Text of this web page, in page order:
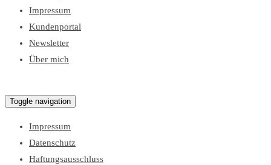
Impressum
Kundenportal
Newsletter
Über mich
Toggle navigation
Impressum
Datenschutz
Haftungsausschluss